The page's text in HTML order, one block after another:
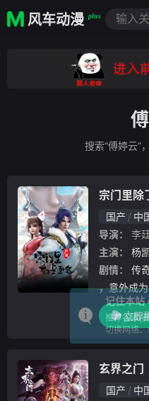
风车动漫 plus
搜索“傅婷云”
宗门里除
国产 中
导演：
李
主演：
杨
剧情：
，意外成
宗内全是
陈宁只想
纵使他冷
立即
玄界之门
国产 中
记住本
推荐谷歌(
切换网络